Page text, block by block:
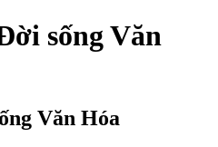
sống Văn
Văn Hóa